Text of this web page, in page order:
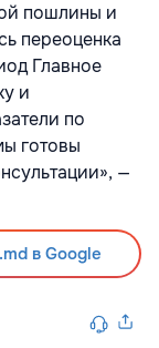
пошлины и
переоценка
Главное
и
по
готовы
—
в Google